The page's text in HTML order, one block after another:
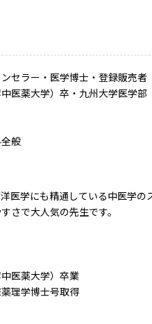
セラー・医学博士・登録販売者
医薬大学）卒・九州大学医学
般
医学にも精通している中医学の
さで大人気の先生です。
医薬大学）卒業
理学博士号取得